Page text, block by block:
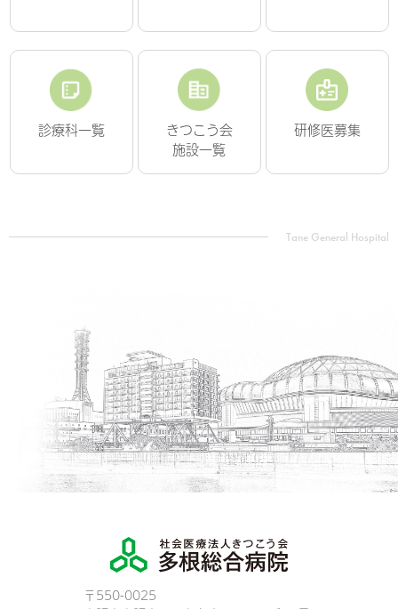
診療科一覧
きつこう会
施設一覧
研修医募集
〒550-0025